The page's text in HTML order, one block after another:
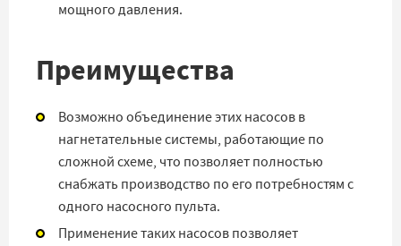
мощного давления.
Преимущества
Возможно объединение этих насосов в
нагнетательные системы, работающие по
сложной схеме, что позволяет полностью
снабжать производство по его потребностям с
одного насосного пульта.
Применение таких насосов позволяет